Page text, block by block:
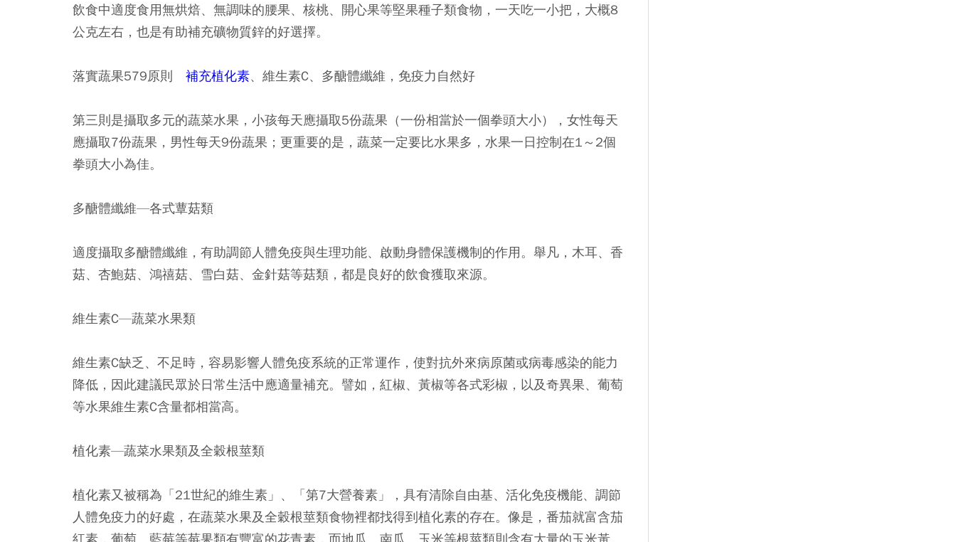
飲食中適度食用無烘焙、無調味的腰果、核桃、開心果等堅果種子類食物，一天吃一小把，大概8
公克左右，也是有助補充礦物質鋅的好選擇。
落實蔬果579原則 補充植化素、維生素C、多醣體纖維，免疫力自然好
第三則是攝取多元的蔬菜水果，小孩每天應攝取5份蔬果（一份相當於一個拳頭大小），女性每天
應攝取7份蔬果，男性每天9份蔬果；更重要的是，蔬菜一定要比水果多，水果一日控制在1～2個
拳頭大小為佳。
多醣體纖維—各式蕈菇類
適度攝取多醣體纖維，有助調節人體免疫與生理功能、啟動身體保護機制的作用。舉凡，木耳、香
菇、杏鮑菇、鴻禧菇、雪白菇、金針菇等菇類，都是良好的飲食獲取來源。
維生素C—蔬菜水果類
維生素C缺乏、不足時，容易影響人體免疫系統的正常運作，使對抗外來病原菌或病毒感染的能力
降低，因此建議民眾於日常生活中應適量補充。譬如，紅椒、黃椒等各式彩椒，以及奇異果、葡萄
等水果維生素C含量都相當高。
植化素—蔬菜水果類及全穀根莖類
植化素又被稱為「21世紀的維生素」、「第7大營養素」，具有清除自由基、活化免疫機能、調節
人體免疫力的好處，在蔬菜水果及全穀根莖類食物裡都找得到植化素的存在。像是，番茄就富含茄
紅素，葡萄、藍莓等莓果類有豐富的花青素，而地瓜、南瓜、玉米等根莖類則含有大量的玉米黃